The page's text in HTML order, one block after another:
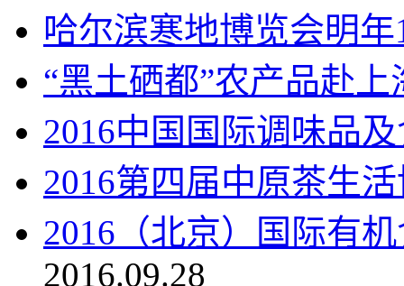
哈尔滨寒地博览会明
“黑土硒都”农产品赴上
2016中国国际调味品
2016第四届中原茶生
2016（北京）国际有
2016.09.28